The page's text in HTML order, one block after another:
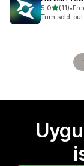
5,05 yıldız
(11)
toplam 11•
Turn sold-